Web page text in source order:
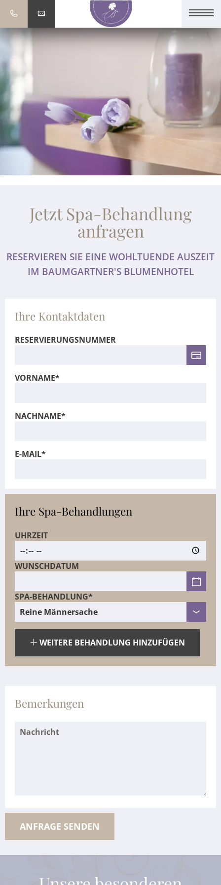
Jetzt Spa-Behandlung
anfragen
RESERVIEREN SIE EINE WOHLTUENDE AUSZEIT
IM BAUMGARTNER'S BLUMENHOTEL
Ihre Kontaktdaten
RESERVIERUNGSNUMMER
VORNAME*
NACHNAME*
E-MAIL*
Ihre Spa-Behandlungen
SPA-BEHANDLUNG*
WUNSCHDATUM
UHRZEIT
WEITERE BEHANDLUNG HINZUFÜGEN
Bemerkungen